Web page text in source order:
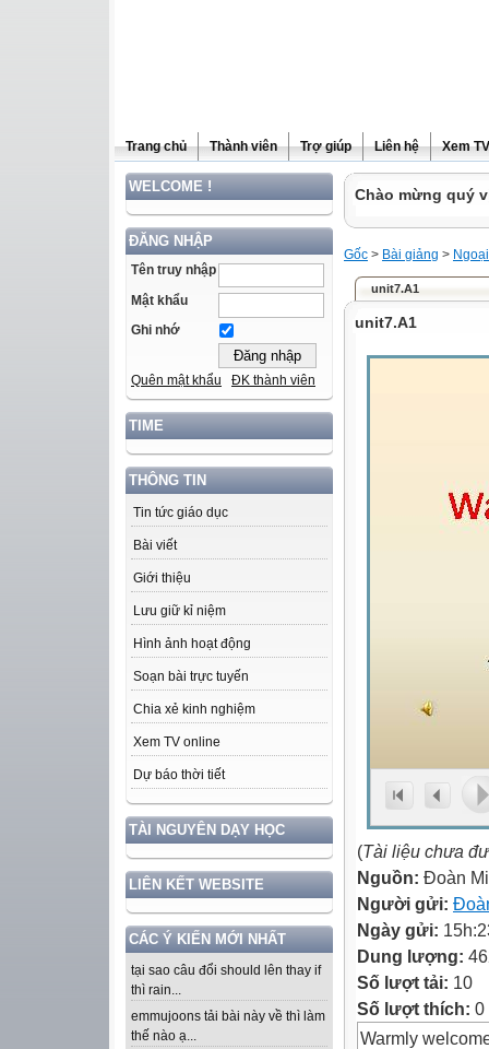
Trang chủ Thành viên Trợ giúp Liên hệ Xem TV
WELCOME !
ĐĂNG NHẬP
Tên truy nhập
Mật khẩu
Ghi nhớ
Quên mật khẩu ĐK thành viên
TIME
THÔNG TIN
Tin tức giáo dục
Bài viết
Giới thiệu
Lưu giữ kỉ niệm
Hình ảnh hoạt động
Soạn bài trực tuyến
Chia xẻ kinh nghiệm
Xem TV online
Dự báo thời tiết
TÀI NGUYÊN DẠY HỌC
LIÊN KẾT WEBSITE
CÁC Ý KIẾN MỚI NHẤT
tại sao câu đổi should lên thay if
thì rain...
emmujoons tải bài này về thì làm
thế nào ạ...
Chào mừng quý
Gốc > Bài giảng >
unit7.A1
unit7.A1
(Tài liệu chưa
Nguồn: Đoàn
Người gửi:
Ngày gửi:
Dung lượng:
Số lượt tải: 10
Số lượt thích: 0
Warmly